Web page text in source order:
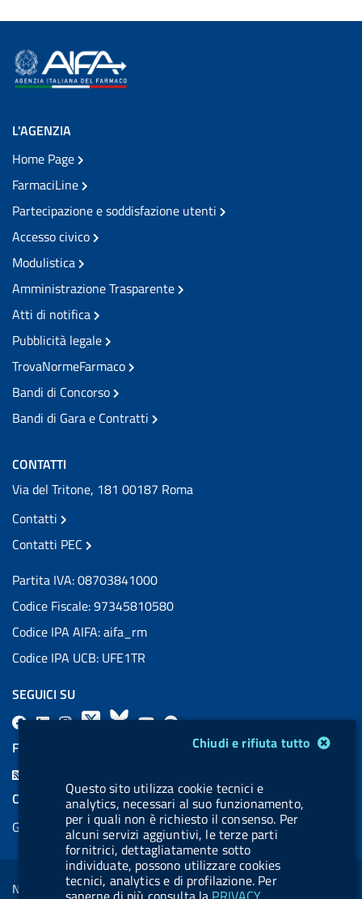
Chiudi e rifiuta tutto
Questo sito utilizza cookie tecnici e
analytics, necessari al suo funzionamento,
per i quali non è richiesto il consenso. Per
alcuni servizi aggiuntivi, le terze parti
fornitrici, dettagliatamente sotto
individuate, possono utilizzare cookies
tecnici, analytics e di profilazione. Per
L'AGENZIA
Home Page
FarmaciLine
Partecipazione e soddisfazione utenti
Accesso civico
Modulistica
Amministrazione Trasparente
Atti di notifica
Pubblicità legale
TrovaNormeFarmaco
Bandi di Concorso
Bandi di Gara e Contratti
CONTATTI
Via del Tritone, 181 00187 Roma
Contatti
Contatti PEC
Partita IVA: 08703841000
Codice Fiscale: 97345810580
Codice IPA AIFA: aifa_rm
Codice IPA UCB: UFE1TR
SEGUICI SU
F
L
l
e
l
.
b
u
X
B
e
s
k
y
Y
t
u
b
e
l
e
l
.
b
u
FEED RSS
COOKIES
Gestione cookie
Sezione Link Utili
Note legali